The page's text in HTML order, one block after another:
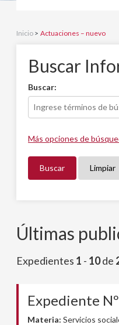
Inicio > Actuaciones – nuevo
Buscar
Buscar:
Más opciones de
Buscar Limpiar
Últimas
Expedientes 1 - 10de
Expediente
Materia: Servicios